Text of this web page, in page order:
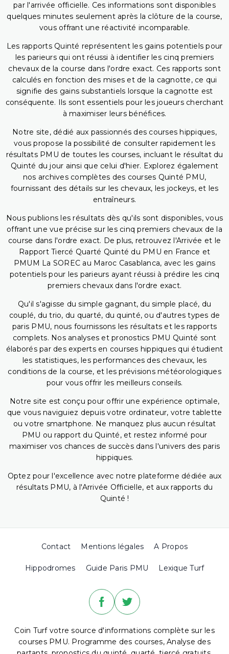
par l'arrivée officielle. Ces informations sont disponibles
quelques minutes seulement après la clôture de la course,
vous offrant une réactivité incomparable.
Les rapports Quinté représentent les gains potentiels pour
les parieurs qui ont réussi à identifier les cinq premiers
chevaux de la course dans l'ordre exact. Ces rapports sont
calculés en fonction des mises et de la cagnotte, ce qui
signifie des gains substantiels lorsque la cagnotte est
conséquente. Ils sont essentiels pour les joueurs cherchant
à maximiser leurs bénéfices.
Notre site, dédié aux passionnés des courses hippiques,
vous propose la possibilité de consulter rapidement les
résultats PMU de toutes les courses, incluant le résultat du
Quinté du jour ainsi que celui d'hier. Explorez également
nos archives complètes des courses Quinté PMU,
fournissant des détails sur les chevaux, les jockeys, et les
entraîneurs.
Nous publions les résultats dès qu'ils sont disponibles, vous
offrant une vue précise sur les cinq premiers chevaux de la
course dans l'ordre exact. De plus, retrouvez l'Arrivée et le
Rapport Tiercé Quarté Quinté du PMU en France et
PMUM La SOREC au Maroc Casablanca, avec les gains
potentiels pour les parieurs ayant réussi à prédire les cinq
premiers chevaux dans l'ordre exact.
Qu'il s'agisse du simple gagnant, du simple placé, du
couplé, du trio, du quarté, du quinté, ou d'autres types de
paris PMU, nous fournissons les résultats et les rapports
complets. Nos analyses et pronostics PMU Quinté sont
élaborés par des experts en courses hippiques qui étudient
les statistiques, les performances des chevaux, les
conditions de la course, et les prévisions météorologiques
pour vous offrir les meilleurs conseils.
Notre site est conçu pour offrir une expérience optimale,
que vous naviguiez depuis votre ordinateur, votre tablette
ou votre smartphone. Ne manquez plus aucun résultat
PMU ou rapport du Quinté, et restez informé pour
maximiser vos chances de succès dans l'univers des paris
hippiques.
Optez pour l'excellence avec notre plateforme dédiée aux
résultats PMU, à l'Arrivée Officielle, et aux rapports du
Quinté !
Contact Mentions légales A Propos
Hippodromes Guide Paris PMU Lexique Turf
Coin Turf votre source d'informations complète sur les
courses PMU. Programme des courses, Analyse des